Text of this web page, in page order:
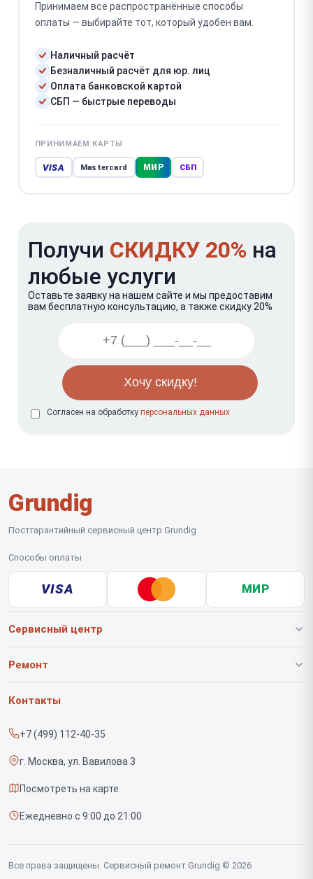
Принимаем все распространённые способы
оплаты — выбирайте тот, который удобен вам.
Наличный расчёт
Безналичный расчёт для юр. лиц
Оплата банковской картой
СБП — быстрые переводы
ПРИНИМАЕМ КАРТЫ
VISA Mastercard МИР СБП
Получи СКИДКУ 20% на
любые услуги
Оставьте заявку на нашем сайте и мы предоставим
вам бесплатную консультацию, а также скидку 20%
Согласен на обработку персональных данных
Grundig
Постгарантийный сервисный центр Grundig
Способы оплаты
VISA МИР
Сервисный центр
О нашем сервисе
Срочный ремонт
Доставка и способы оплаты
Диагностика
Контакты
Ремонт
Роботов-пылесосов
Контакты
+7 (499) 112-40-35
г. Москва, ул. Вавилова 3
Посмотреть на карте
Ежедневно с 9:00 до 21:00
Все права защищены. Сервисный ремонт Grundig © 2026